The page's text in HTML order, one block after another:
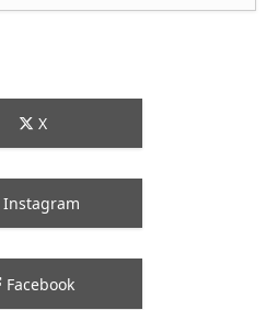
X
Instagram
Facebook